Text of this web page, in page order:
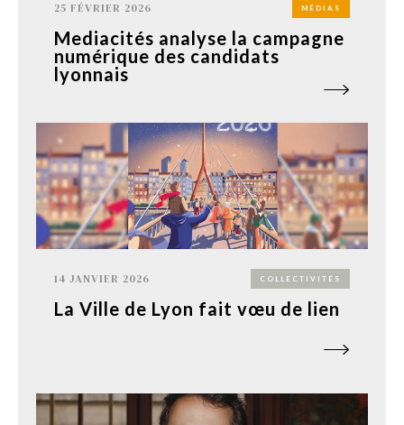
25 FÉVRIER 2026 MÉDIAS
Mediacités analyse la campagne
numérique des candidats
lyonnais
14 JANVIER 2026 COLLECTIVITÉS
La Ville de Lyon fait vœu de lien